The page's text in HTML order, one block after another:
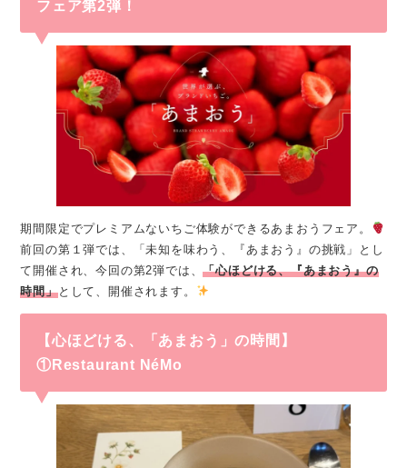
フェア第2弾！
期間限定でプレミアムないちご体験ができるあまおうフェア。
前回の第１弾では、「未知を味わう、『あまおう』の挑戦」とし
て開催され、今回の第2弾では、「心ほどける、『あまおう』の
時間」として、開催されます。
【心ほどける、「あまおう」の時間】
① Restaurant NéMo